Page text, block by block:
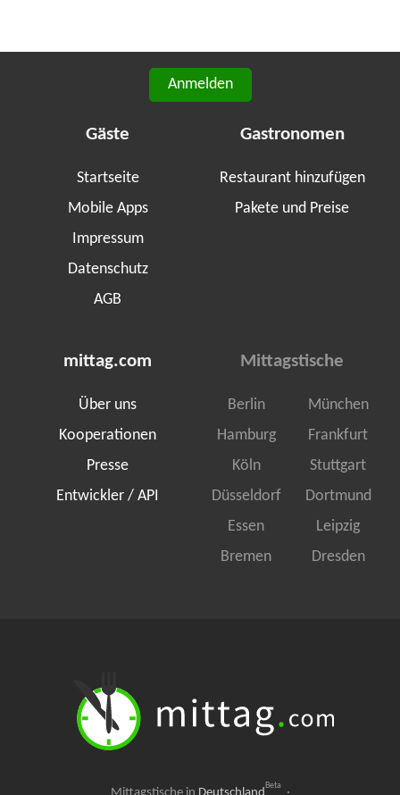
Anmelden
Gäste
Startseite
Mobile Apps
Impressum
Datenschutz
AGB
Gastronomen
Restaurant hinzufügen
Pakete und Preise
mittag.com
Über uns
Kooperationen
Presse
Entwickler / API
Mittagstische
Berlin
München
Hamburg
Frankfurt
Köln
Stuttgart
Düsseldorf
Dortmund
Essen
Leipzig
Bremen
Dresden
Beta